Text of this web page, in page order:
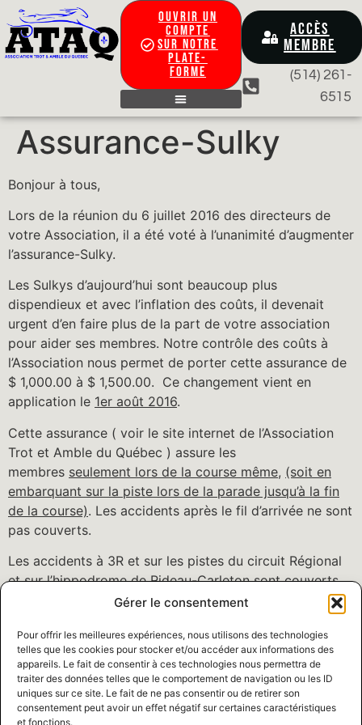
Gérer le consentement
Pour offrir les meilleures expériences, nous utilisons des technologies
telles que les cookies pour stocker et/ou accéder aux informations des
appareils. Le fait de consentir à ces technologies nous permettra de
traiter des données telles que le comportement de navigation ou les ID
uniques sur ce site. Le fait de ne pas consentir ou de retirer son
consentement peut avoir un effet négatif sur certaines caractéristiques
et fonctions.
OUVRIR UN
COMPTE
SUR NOTRE
PLATE-
FORME
ACCÈS
MEMBRE
(514) 261-
6515
Assurance-Sulky
Bonjour à tous,
Lors de la réunion du 6 juillet 2016 des directeurs de
votre Association, il a été voté à l’unanimité d’augmenter
l’assurance-Sulky.
Les Sulkys d’aujourd’hui sont beaucoup plus
dispendieux et avec l’inflation des coûts, il devenait
urgent d’en faire plus de la part de votre association
pour aider ses membres. Notre contrôle des coûts à
l’Association nous permet de porter cette assurance de
$ 1,000.00 à $ 1,500.00. Ce changement vient en
application le 1er août 2016.
Cette assurance ( voir le site internet de l’Association
Trot et Amble du Québec ) assure les
membres seulement lors de la course même, (soit en
embarquant sur la piste lors de la parade jusqu’à la fin
de la course). Les accidents après le fil d’arrivée ne sont
pas couverts.
Les accidents à 3R et sur les pistes du circuit Régional
et sur l’hippodrome de Rideau-Carleton sont couverts.
Marc Camirand
Président Association Trot et Amble du Québec
Laisser un commentaire